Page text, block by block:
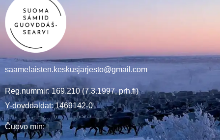
saamelaisten.keskusjarjesto@gmail.com
Reg.nummir: 169.210 (7.3.1997, prh.fi)
Y-dovddaldat: 1469142-0
Čuovo min: